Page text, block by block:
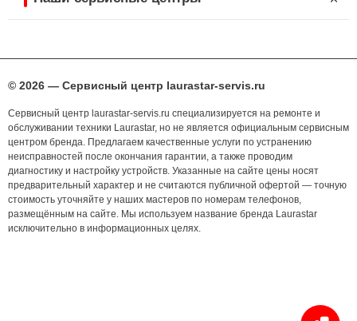
© 2026 — Сервисный центр laurastar-servis.ru
Сервисный центр laurastar-servis.ru специализируется на ремонте и
обслуживании техники Laurastar, но не является официальным сервисным
центром бренда. Предлагаем качественные услуги по устранению
неисправностей после окончания гарантии, а также проводим
диагностику и настройку устройств. Указанные на сайте цены носят
предварительный характер и не считаются публичной офертой — точную
стоимость уточняйте у наших мастеров по номерам телефонов,
размещённым на сайте. Мы используем название бренда Laurastar
исключительно в информационных целях.